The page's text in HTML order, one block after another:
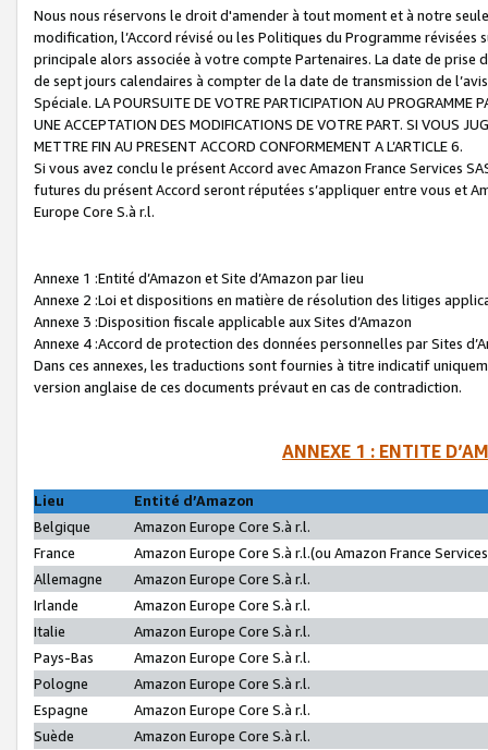
Nous nous réservons le droit d'amender à tout moment et à notre
modification, l’Accord révisé ou les Politiques du Programme
principale alors associée à votre compte Partenaires. La date de
de sept jours calendaires à compter de la date de transmission de
Spéciale. LA POURSUITE DE VOTRE PARTICIPATION AU PROGRAMME
UNE ACCEPTATION DES MODIFICATIONS DE VOTRE PART. SI VOUS
METTRE FIN AU PRESENT ACCORD CONFORMEMENT A L’ARTICLE 6.
Si vous avez conclu le présent Accord avec Amazon France Services
futures du présent Accord seront réputées s’appliquer entre vous et
Europe Core S.à r.l.
Annexe 1 :Entité d’Amazon et Site d’Amazon par lieu
Annexe 2 :Loi et dispositions en matière de résolution des litiges
Annexe 3 :Disposition fiscale applicable aux Sites d’Amazon
Annexe 4 :Accord de protection des données personnelles par Sites
Dans ces annexes, les traductions sont fournies à titre indicatif
version anglaise de ces documents prévaut en cas de contradiction.
ANNEXE 1 : ENTITE
Lieu
Entité d’Amazon
Belgique
Amazon Europe Core S.à r.l.
France
Amazon Europe Core S.à r.l.(ou Amazon France
Allemagne
Amazon Europe Core S.à r.l.
Irlande
Amazon Europe Core S.à r.l.
Italie
Amazon Europe Core S.à r.l.
Pays-Bas
Amazon Europe Core S.à r.l.
Pologne
Amazon Europe Core S.à r.l.
Espagne
Amazon Europe Core S.à r.l.
Suède
Amazon Europe Core S.à r.l.